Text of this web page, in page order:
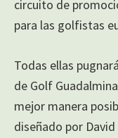
circuito de
para las golfistas
Todas ellas
de Golf
mejor manera
diseñado por